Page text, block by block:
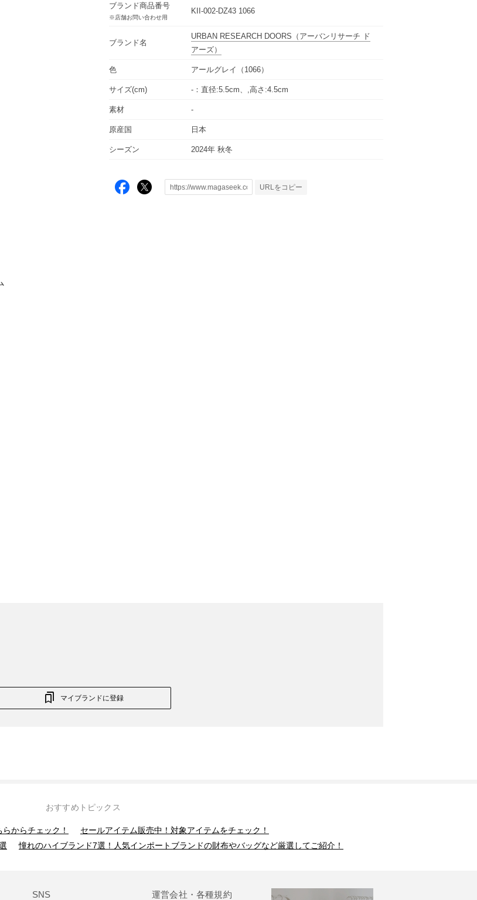
ブランド商品番号
※店舗お問い合わせ用
KII-002-DZ43 1066
ブランド名
URBAN RESEARCH DOORS （アーバンリサーチ ド
アーズ）
色 アールグレイ（1066）
サイズ(cm) -：直径:5.5cm、,高さ:4.5cm
素材 -
原産国 日本
シーズン 2024年 秋冬
URLをコピー
マイブランドに登録
おすすめトピックス
からチェック！
セールアイテム販売中！対象アイテムをチェック！
憧れのハイブランド7選！人気インポートブランドの財布やバッグなど厳選してご紹介！
SNS 運営会社・各種規約